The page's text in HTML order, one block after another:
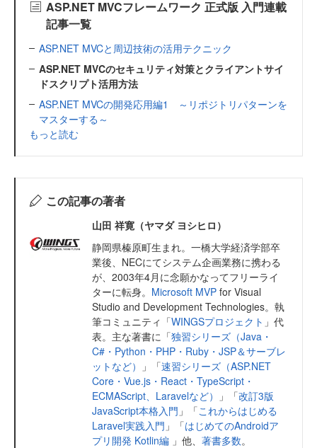
ASP.NET MVCフレームワーク 正式版 入門連載
記事一覧
ASP.NET MVCと周辺技術の活用テクニック
ASP.NET MVCのセキュリティ対策とクライアントサイ
ドスクリプト活用方法
ASP.NET MVCの開発応用編1 ～リポジトリパターンを
マスターする～
もっと読む
この記事の著者
山田 祥寛（ヤマダ ヨシヒロ）
静岡県榛原町生まれ。一橋大学経済学部卒
業後、NECにてシステム企画業務に携わる
が、2003年4月に念願かなってフリーライ
ターに転身。 Microsoft MVP for Visual
Studio and Development Technologies。執
筆コミュニティ「WINGSプロジェクト 」代
表。主な著書に「独習シリーズ（Java・
C#・Python・PHP・Ruby・JSP＆サーブレ
ットなど）
」「速習シリーズ（ASP.NET
Core・Vue.js・React・TypeScript・
ECMAScript、Laravelなど）
」「改訂3版
JavaScript本格入門 」「これからはじめる
Laravel実践入門 」「はじめてのAndroidア
プリ開発 Kotlin編 」他、 著書多数。